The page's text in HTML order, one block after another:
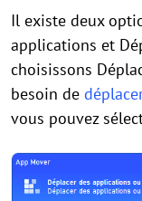
Il existe deux
applications et
choisissons
besoin de
vous pouvez